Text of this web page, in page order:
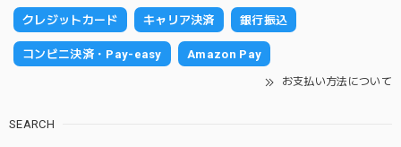
クレジットカード キャリア決済 銀行振込
コンビニ決済・Pay-easy Amazon Pay
お支払い方法について
SEARCH